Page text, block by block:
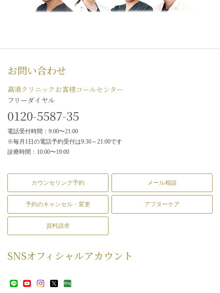
お問い合わせ
高須クリニックお客様コールセンター
フリーダイヤル
0120-5587-35
電話受付時間：9:00〜21:00
※毎月1日の電話予約受付は9:30～21:00です
診療時間：10:00〜19:00
カウンセリング予約 メール相談
予約のキャンセル・変更 アフターケア
資料請求
SNSオフィシャルアカウント